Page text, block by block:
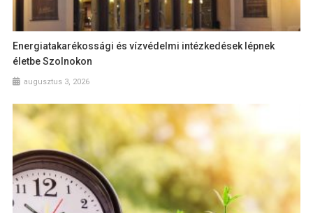
Energiatakarékossági és vízvédelmi intézkedések lépnek
életbe Szolnokon
augusztus 3, 2026